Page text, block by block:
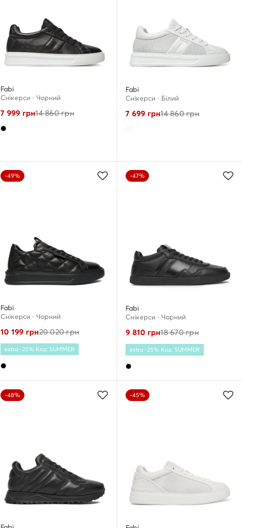
Fabi
Снікерcи · Чорний
7 999 грн14 860грн
Fabi
Снікерcи · Білий
7 699 грн14 860грн
-49%
Fabi
Снікерcи · Чорний
10 199 грн20 020грн
extra -25% Код: SUMMER
-47%
Fabi
Снікерcи · Чорний
9 810 грн18 670грн
extra -25% Код: SUMMER
-48% -45%